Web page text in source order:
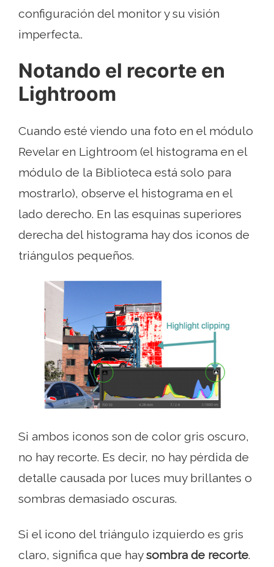
configuración del monitor y su visión
imperfecta..
Notando el recorte en
Lightroom
Cuando esté viendo una foto en el módulo
Revelar en Lightroom (el histograma en el
módulo de la Biblioteca está solo para
mostrarlo), observe el histograma en el
lado derecho. En las esquinas superiores
derecha del histograma hay dos iconos de
triángulos pequeños.
Si ambos iconos son de color gris oscuro,
no hay recorte. Es decir, no hay pérdida de
detalle causada por luces muy brillantes o
sombras demasiado oscuras.
Si el icono del triángulo izquierdo es gris
claro, significa que haysombra de recorte.